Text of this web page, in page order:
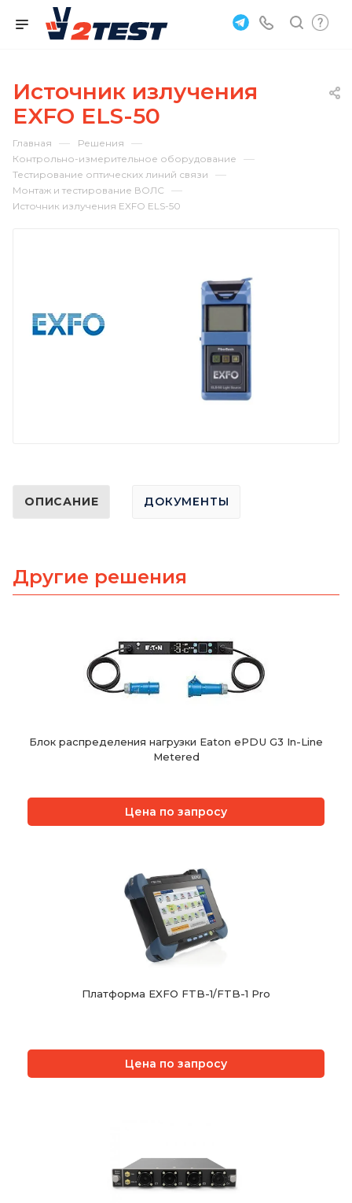
Источник излучения
EXFO ELS-50
Главная — Решения —
Контрольно-измерительное оборудование —
Тестирование оптических линий связи —
Монтаж и тестирование ВОЛС —
Источник излучения EXFO ELS-50
ОПИСАНИЕ ДОКУМЕНТЫ
Другие решения
Блок распределения нагрузки Eaton ePDU G3 In-Line
Metered
Цена по запросу
Платформа EXFO FTB-1/FTB-1 Pro
Цена по запросу